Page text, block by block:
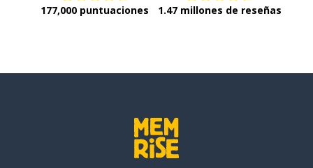
177,000 puntuaciones 1.47 millones de reseñas